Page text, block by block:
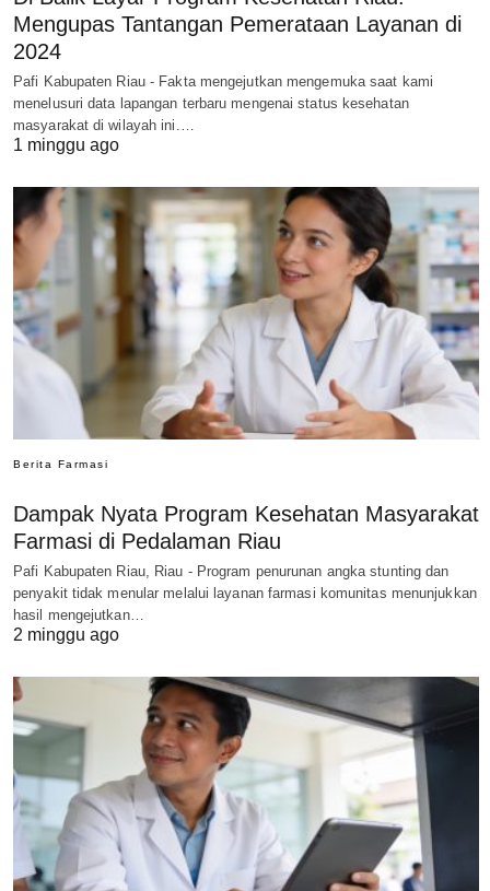
Mengupas Tantangan Pemerataan Layanan di
2024
Pafi Kabupaten Riau - Fakta mengejutkan mengemuka saat kami
menelusuri data lapangan terbaru mengenai status kesehatan
masyarakat di wilayah ini.…
1 minggu ago
Berita Farmasi
Dampak Nyata Program Kesehatan Masyarakat
Farmasi di Pedalaman Riau
Pafi Kabupaten Riau, Riau - Program penurunan angka stunting dan
penyakit tidak menular melalui layanan farmasi komunitas menunjukkan
hasil mengejutkan…
2 minggu ago